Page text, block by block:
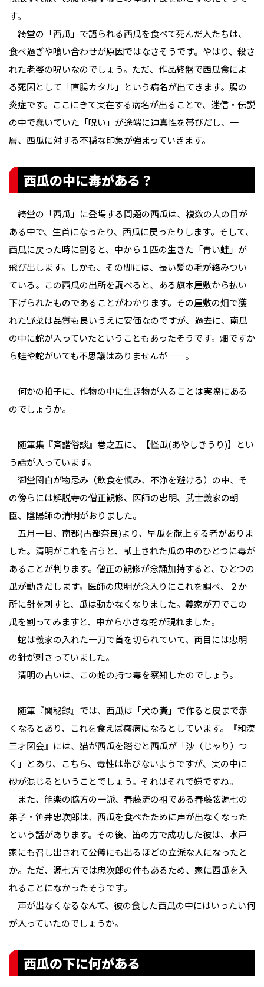
す。
綺堂の「西瓜」で語られる西瓜を食べて死んだ人たちは、
食べ過ぎや喰い合わせが原因ではなさそうです。やはり、殺さ
れた老婆の呪いなのでしょう。ただ、作品終盤で西瓜食によ
る死因として「直腸カタル」という病名が出てきます。腸の
炎症です。ここにきて実在する病名が出ることで、迷信・伝説
の中で蠢いていた「呪い」が途端に迫真性を帯びだし、一
層、西瓜に対する不穏な印象が強まっていきます。
西瓜の中に毒がある？
綺堂の「西瓜」に登場する問題の西瓜は、複数の人の目が
ある中で、生首になったり、西瓜に戻ったりします。そして、
西瓜に戻った時に割ると、中から１匹の生きた「青い蛙」が
飛び出します。しかも、その脚には、長い髪の毛が絡みつい
ている。この西瓜の出所を調べると、ある旗本屋敷から払い
下げられたものであることがわかります。その屋敷の畑で獲
れた野菜は品質も良いうえに安価なのですが、過去に、南瓜
の中に蛇が入っていたということもあったそうです。畑ですか
ら蛙や蛇がいても不思議はありませんが——。
何かの拍子に、作物の中に生き物が入ることは実際にある
のでしょうか。
随筆集『斉諧俗談』巻之五に、【怪瓜(あやしきうり)】とい
う話が入っています。
御堂関白が物忌み（飲食を慎み、不浄を避ける）の中、そ
の傍らには解脱寺の僧正観修、医師の忠明、武士義家の朝
臣、陰陽師の清明がおりました。
五月一日、南都(古都奈良)より、早瓜を献上する者がありま
した。清明がこれを占うと、献上された瓜の中のひとつに毒が
あることが判ります。僧正の観修が念誦加持すると、ひとつの
瓜が動きだします。医師の忠明が念入りにこれを調べ、２か
所に針を刺すと、瓜は動かなくなりました。義家が刀でこの
瓜を割ってみますと、中から小さな蛇が現れました。
蛇は義家の入れた一刀で首を切られていて、両目には忠明
の針が刺さっていました。
清明の占いは、この蛇の持つ毒を察知したのでしょう。
随筆『関秘録』では、西瓜は「犬の糞」で作ると皮まで赤
くなるとあり、これを食えば癩病になるとしています。『和漢
三才図会』には、猫が西瓜を踏むと西瓜が「沙（じゃり）つ
く」とあり、こちら、毒性は帯びないようですが、実の中に
砂が混じるということでしょう。それはそれで嫌ですね。
また、能楽の脇方の一派、春藤流の祖である春藤弦源七の
弟子・笹井忠次郎は、西瓜を食べたために声が出なくなった
という話があります。その後、笛の方で成功した彼は、水戸
家にも召し出されて公儀にも出るほどの立派な人になったと
か。ただ、源七方では忠次郎の件もあるため、家に西瓜を入
れることになかったそうです。
声が出なくなるなんて、彼の食した西瓜の中にはいったい何
が入っていたのでしょうか。
西瓜の下に何がある